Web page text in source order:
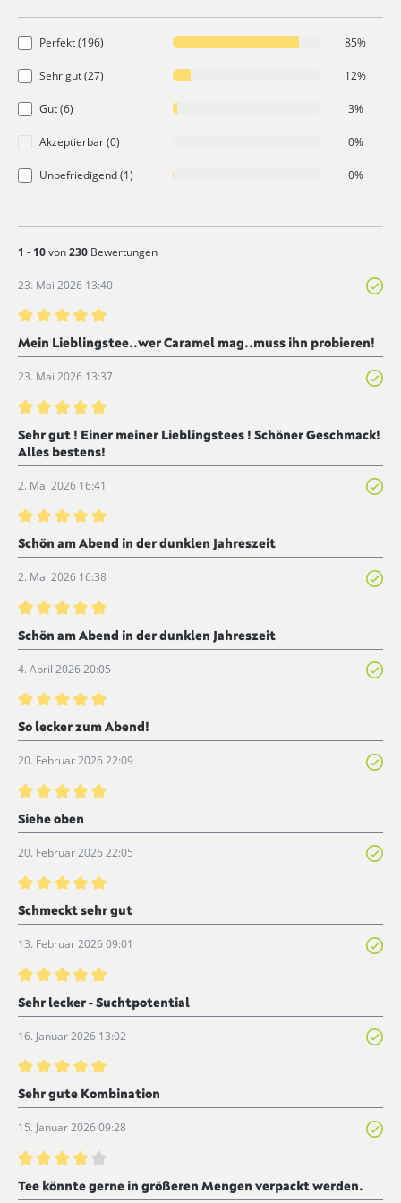
Perfekt (196) 85%
Sehr gut (27) 12%
Gut (6) 3%
Akzeptierbar (0) 0%
Unbefriedigend (1) 0%
1 - 10von230 Bewertungen
23. Mai 2026 13:40
Bewertung mit 5 von 5 Sternen
Mein Lieblingstee..wer Caramel mag..muss ihn probieren!
23. Mai 2026 13:37
Bewertung mit 5 von 5 Sternen
Sehr gut ! Einer meiner Lieblingstees ! Schöner Geschmack!
Alles bestens!
2. Mai 2026 16:41
Bewertung mit 5 von 5 Sternen
Schön am Abend in der dunklen Jahreszeit
2. Mai 2026 16:38
Bewertung mit 5 von 5 Sternen
Schön am Abend in der dunklen Jahreszeit
4. April 2026 20:05
Bewertung mit 5 von 5 Sternen
So lecker zum Abend!
20. Februar 2026 22:09
Bewertung mit 5 von 5 Sternen
Siehe oben
20. Februar 2026 22:05
Bewertung mit 5 von 5 Sternen
Schmeckt sehr gut
13. Februar 2026 09:01
Bewertung mit 5 von 5 Sternen
Sehr lecker - Suchtpotential
16. Januar 2026 13:02
Bewertung mit 5 von 5 Sternen
Sehr gute Kombination
15. Januar 2026 09:28
Bewertung mit 4 von 5 Sternen
Tee könnte gerne in größeren Mengen verpackt werden.